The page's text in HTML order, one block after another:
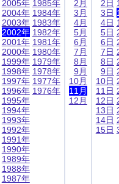
2005年
2004年
2003年
2002年
2001年
2000年
1999年
1998年
1997年
1996年
1995年
1994年
1993年
1992年
1991年
1990年
1989年
1988年
1987年
1985年
1984年
1983年
1982年
1981年
1980年
1979年
1978年
1977年
1976年
2月
3月
4月
5月
6月
7月
8月
9月
10月
11月
12月
2日
3日
4日
5日
6日
7日
8日
9日
10日
11日
12日
13日
14日
15日